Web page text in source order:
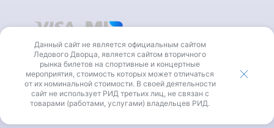
В своей деятельности сайт не использует РИД третьих
лиц, не связан с товарами (работами, услугами)
владельцев РИД.
Данный сайт не является официальным сайтом
Ледового Дворца, является сайтом вторичного
рынка билетов на спортивные и концертные
мероприятия, стоимость которых может отличаться
от их номинальной стоимости. В своей деятельности
сайт не использует РИД третьих лиц, не связан с
товарами (работами, услугами) владельцев РИД.